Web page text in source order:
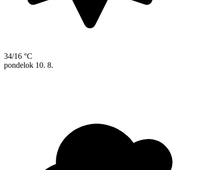
34/16 °C
pondelok 10. 8.